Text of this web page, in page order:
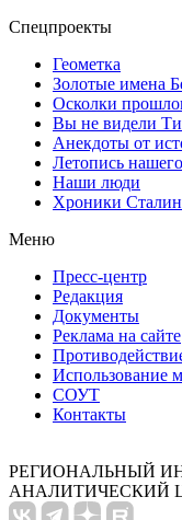
Спецпроекты
Геометка
Золотые имена
Осколки
Вы не видели
Анекдоты от
Летопись
Наши люди
Хроники
Меню
Пресс-центр
Редакция
Документы
Реклама на сайте
Использование
СОУТ
Контакты
РЕГИОНАЛЬНЫЙ
АНАЛИТИЧЕСКИЙ